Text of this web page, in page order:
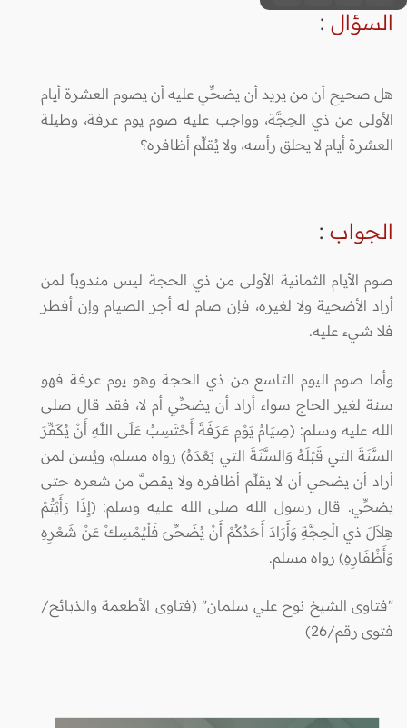
السؤال :
هل صحيح أن من يريد أن يضحِّي عليه أن يصوم العشرة أيام
الأولى من ذي الحِجَّة، وواجب عليه صوم يوم عرفة، وطيلة
العشرة أيام لا يحلق رأسه، ولا يُقلِّم أظافره؟
الجواب :
صوم الأيام الثمانية الأولى من ذي الحجة ليس مندوباً لمن
أراد الأضحية ولا لغيره، فإن صام له أجر الصيام وإن أفطر
فلا شيء عليه.
وأما صوم اليوم التاسع من ذي الحجة وهو يوم عرفة فهو
سنة لغير الحاج سواء أراد أن يضحِّي أم لا، فقد قال صلى
الله عليه وسلم: (صِيَامُ يَوْمِ عَرَفَةَ أَحْتَسِبُ عَلَى اللَّهِ أَنْ يُكَفِّرَ
السَّنَةَ التي قَبْلَهُ وَالسَّنَةَ التي بَعْدَهُ) رواه مسلم، ويُسن لمن
أراد أن يضحي أن لا يقلِّم أظافره ولا يقصَّ من شعره حتى
يضحِّي. قال رسول الله صلى الله عليه وسلم: (إِذَا رَأَيْتُمْ
هِلاَلَ ذي الْحِجَّةِ وَأَرَادَ أَحَدُكُمْ أَنْ يُضَحِّىَ فَلْيُمْسِكْ عَنْ شَعْرِهِ
وَأَظْفَارِهِ) رواه مسلم.
"فتاوى الشيخ نوح علي سلمان" (فتاوى الأطعمة والذبائح/
فتوى رقم/26)